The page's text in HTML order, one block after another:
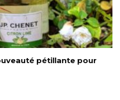
pétillante pour